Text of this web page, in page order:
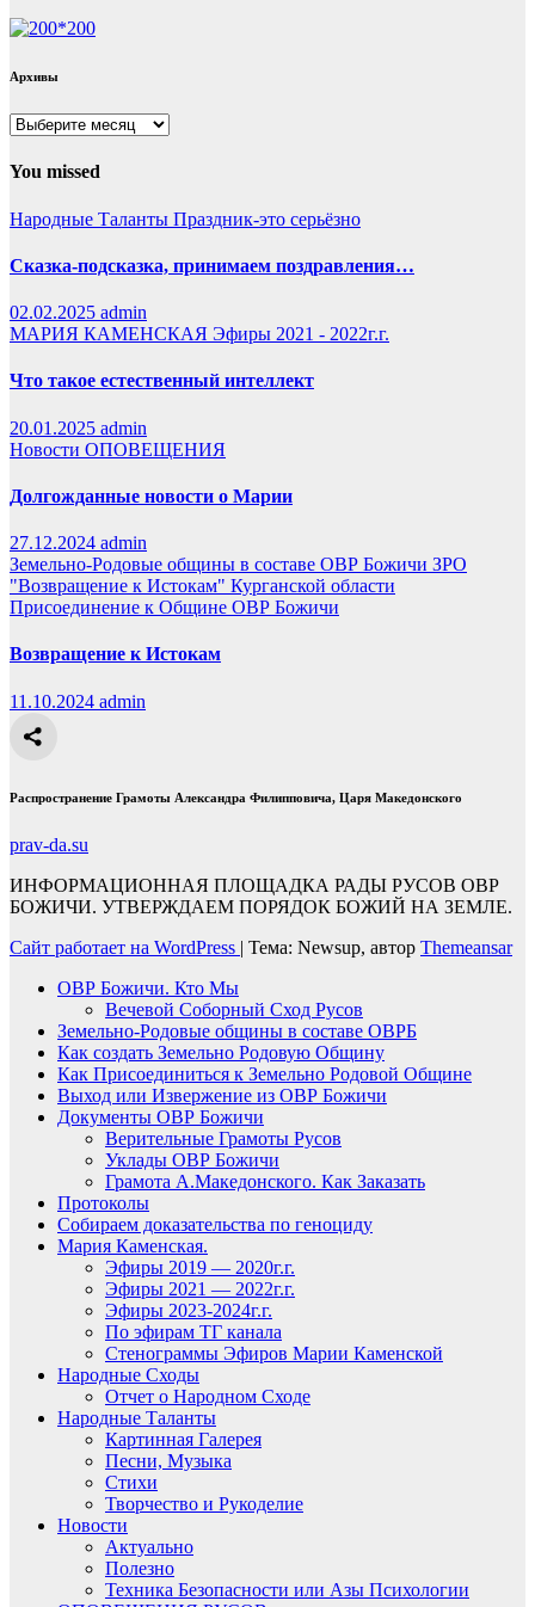
Архивы
Архивы
You missed
Народные Таланты Праздник-это серьёзно
Сказка-подсказка, принимаем поздравления…
02.02.2025 admin
МАРИЯ КАМЕНСКАЯ Эфиры 2021 - 2022г.г.
Что такое естественный интеллект
20.01.2025 admin
Новости ОПОВЕЩЕНИЯ
Долгожданные новости о Марии
27.12.2024 admin
Земельно-Родовые общины в составе ОВР Божичи ЗРО
"Возвращение к Истокам" Курганской области
Присоединение к Общине ОВР Божичи
Возвращение к Истокам
11.10.2024 admin
Распространение Грамоты Александра Филипповича, Царя Македонского
prav-da.su
ИНФОРМАЦИОННАЯ ПЛОЩАДКА РАДЫ РУСОВ ОВР
БОЖИЧИ. УТВЕРЖДАЕМ ПОРЯДОК БОЖИЙ НА ЗЕМЛЕ.
Сайт работает на WordPress | Тема: Newsup, автор Themeansar
ОВР Божичи. Кто Мы
Вечевой Соборный Сход Русов
Земельно-Родовые общины в составе ОВРБ
Как создать Земельно Родовую Общину
Как Присоединиться к Земельно Родовой Общине
Выход или Извержение из ОВР Божичи
Документы ОВР Божичи
Верительные Грамоты Русов
Уклады ОВР Божичи
Грамота А.Македонского. Как Заказать
Протоколы
Собираем доказательства по геноциду
Мария Каменская.
Эфиры 2019 — 2020г.г.
Эфиры 2021 — 2022г.г.
Эфиры 2023-2024г.г.
По эфирам ТГ канала
Стенограммы Эфиров Марии Каменской
Народные Сходы
Отчет о Народном Сходе
Народные Таланты
Картинная Галерея
Песни, Музыка
Стихи
Творчество и Рукоделие
Новости
Актуально
Полезно
Техника Безопасности или Азы Психологии